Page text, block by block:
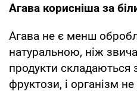
Агава корисніша за
Агава не є менш
натуральною, ніж
продукти складаються
фруктози, і організм